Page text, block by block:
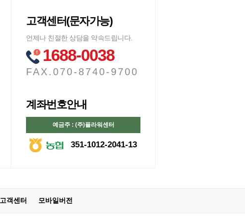
고객센터(문자가능)
언제나 친절한 상담을 약속드립니다.
1688-0038
FAX.070-8740-9700
계좌번호안내
예금주 : (주)플라워센터
351-1012-2041-13
고객센터 모바일버전